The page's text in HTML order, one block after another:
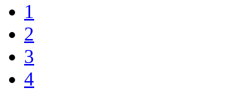
1
2
3
4